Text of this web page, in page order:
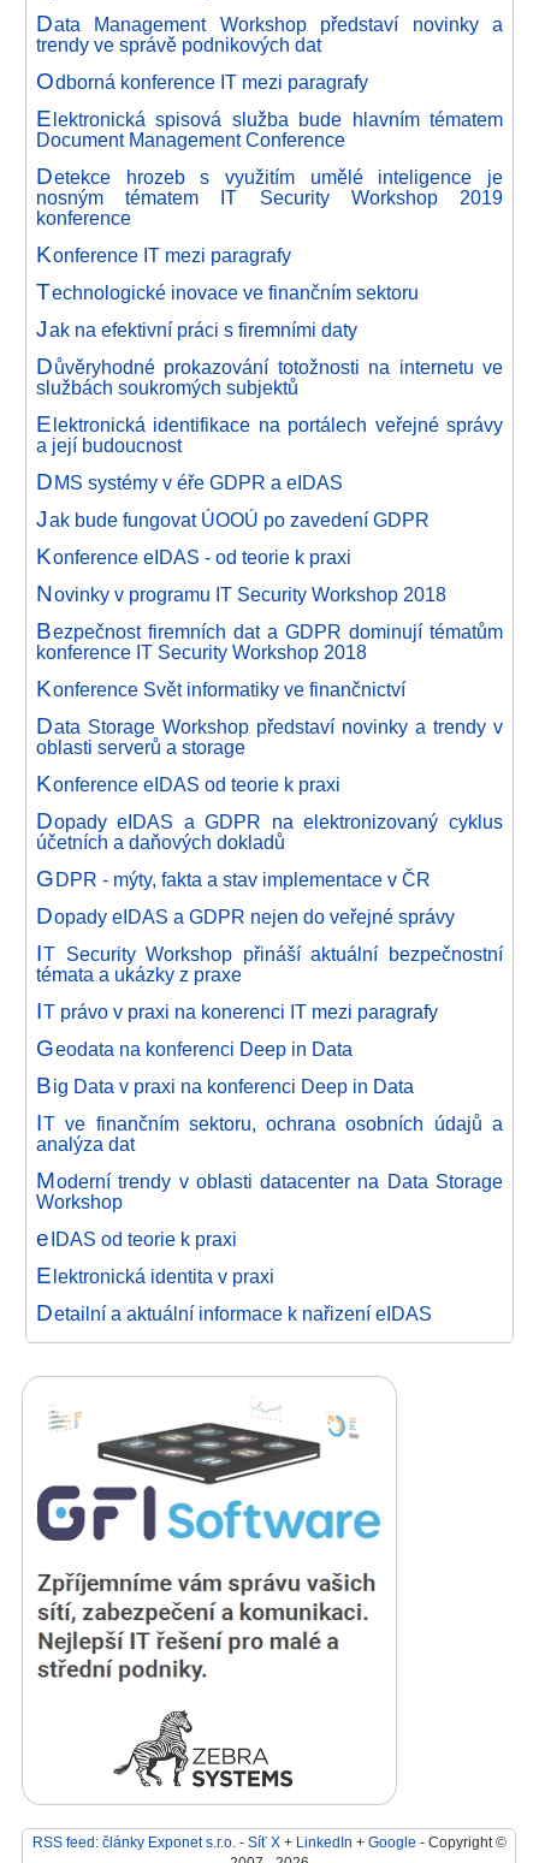
Data Management Workshop představí novinky a
trendy ve správě podnikových dat
Odborná konference IT mezi paragrafy
Elektronická spisová služba bude hlavním tématem
Document Management Conference
Detekce hrozeb s využitím umělé inteligence je
nosným tématem IT Security Workshop 2019
konference
Konference IT mezi paragrafy
Technologické inovace ve finančním sektoru
Jak na efektivní práci s firemními daty
Důvěryhodné prokazování totožnosti na internetu ve
službách soukromých subjektů
Elektronická identifikace na portálech veřejné správy
a její budoucnost
DMS systémy v éře GDPR a eIDAS
Jak bude fungovat ÚOOÚ po zavedení GDPR
Konference eIDAS - od teorie k praxi
Novinky v programu IT Security Workshop 2018
Bezpečnost firemních dat a GDPR dominují tématům
konference IT Security Workshop 2018
Konference Svět informatiky ve finančnictví
Data Storage Workshop představí novinky a trendy v
oblasti serverů a storage
Konference eIDAS od teorie k praxi
Dopady eIDAS a GDPR na elektronizovaný cyklus
účetních a daňových dokladů
GDPR - mýty, fakta a stav implementace v ČR
Dopady eIDAS a GDPR nejen do veřejné správy
IT Security Workshop přináší aktuální bezpečnostní
témata a ukázky z praxe
IT právo v praxi na konerenci IT mezi paragrafy
Geodata na konferenci Deep in Data
Big Data v praxi na konferenci Deep in Data
IT ve finančním sektoru, ochrana osobních údajů a
analýza dat
Moderní trendy v oblasti datacenter na Data Storage
Workshop
eIDAS od teorie k praxi
Elektronická identita v praxi
Detailní a aktuální informace k nařizení eIDAS
RSS feed: články Exponet s.r.o. - Síť X+ LinkedIn + Google - Copyright ©